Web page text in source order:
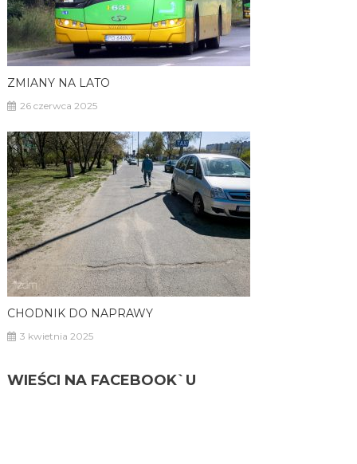
ZMIANY NA LATO
26 czerwca 2025
CHODNIK DO NAPRAWY
3 kwietnia 2025
WIEŚCI NA FACEBOOK`U